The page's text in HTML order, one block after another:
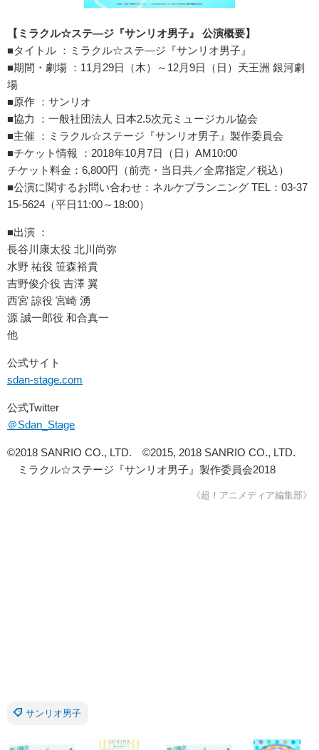
【ミラクル☆ステ―ジ『サンリオ男子』 公演概要】
■タイトル ：ミラクル☆ステ―ジ『サンリオ男子』
■期間・劇場 ：11月29日（木）～12月9日（日）天王洲 銀河劇
場
■原作 ：サンリオ
■協力 ：一般社団法人 日本2.5次元ミュージカル協会
■主催 ：ミラクル☆ステージ『サンリオ男子』製作委員会
■チケット情報 ：2018年10月7日（日）AM10:00
チケット料金：6,800円（前売・当日共／全席指定／税込）
■公演に関するお問い合わせ：ネルケプランニング TEL：03-37
15-5624（平日11:00～18:00）
■出演 ：
長谷川康太役 北川尚弥
水野 祐役 笹森裕貴
吉野俊介役 吉澤 翼
西宮 諒役 宮崎 湧
源 誠一郎役 和合真一
他
公式サイト
sdan-stage.com
公式Twitter
＠Sdan_Stage
©2018 SANRIO CO., LTD. ©2015, 2018 SANRIO CO., LTD.
ミラクル☆ステージ『サンリオ男子』製作委員会2018
《超！アニメディア編集部》
サンリオ男子